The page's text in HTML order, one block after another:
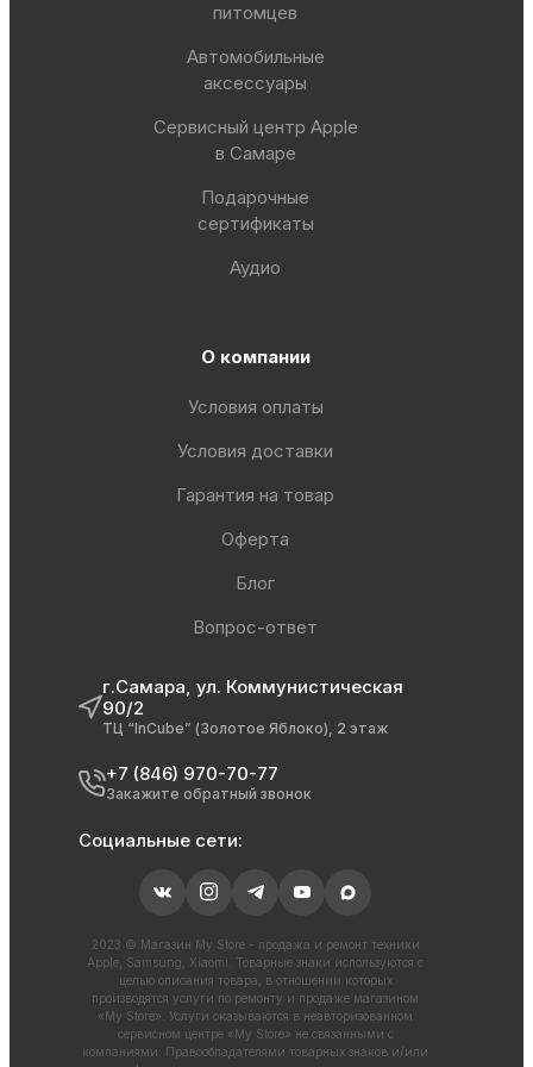
питомцев
Автомобильные
аксессуары
Сервисный центр Apple
в Самаре
Подарочные
сертификаты
Аудио
О компании
Условия оплаты
Условия доставки
Гарантия на товар
Оферта
Блог
Вопрос-ответ
г.Самара, ул. Коммунистическая
90/2
ТЦ “InCube” (Золотое Яблоко), 2 этаж
+7 (846) 970-70-77
Закажите обратный звонок
Социальные сети:
2023 © Магазин My Store - продажа и ремонт техники
Apple, Samsung, Xiaomi. Товарные знаки используются с
целью описания товара, в отношении которых
производятся услуги по ремонту и продаже магазином
«My Store». Услуги оказываются в неавторизованном
сервисном центре «My Store» не связанными с
компаниями. Правообладателями товарных знаков и/или